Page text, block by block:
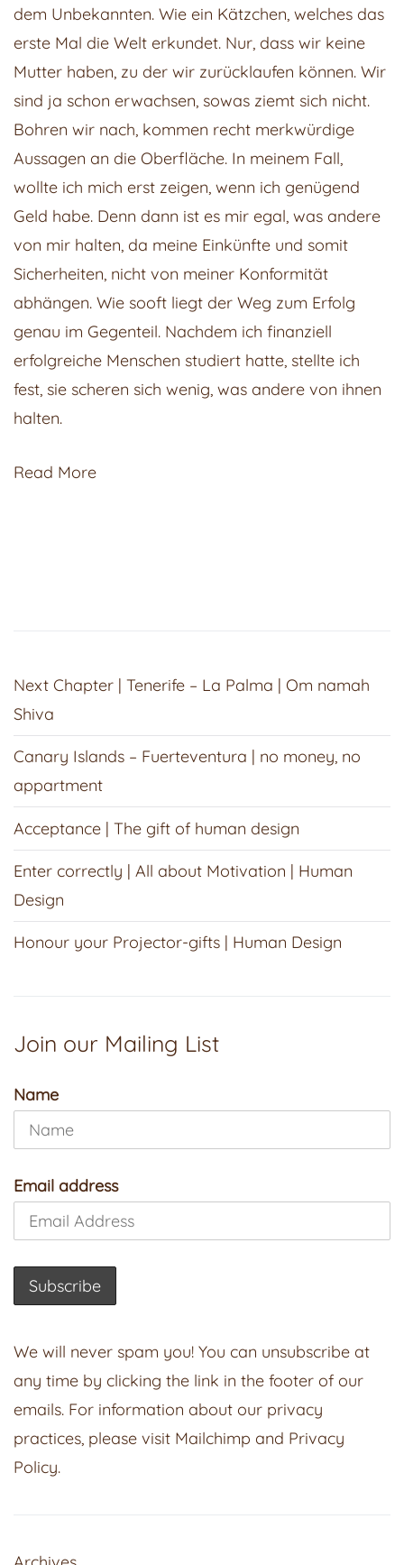
dem Unbekannten. Wie ein Kätzchen, welches das
erste Mal die Welt erkundet. Nur, dass wir keine
Mutter haben, zu der wir zurücklaufen können. Wir
sind ja schon erwachsen, sowas ziemt sich nicht.
Bohren wir nach, kommen recht merkwürdige
Aussagen an die Oberfläche. In meinem Fall,
wollte ich mich erst zeigen, wenn ich genügend
Geld habe. Denn dann ist es mir egal, was andere
von mir halten, da meine Einkünfte und somit
Sicherheiten, nicht von meiner Konformität
abhängen. Wie sooft liegt der Weg zum Erfolg
genau im Gegenteil. Nachdem ich finanziell
erfolgreiche Menschen studiert hatte, stellte ich
fest, sie scheren sich wenig, was andere von ihnen
halten.
Read More
Next Chapter | Tenerife – La Palma | Om namah
Shiva
Canary Islands – Fuerteventura | no money, no
appartment
Acceptance | The gift of human design
Enter correctly | All about Motivation | Human
Design
Honour your Projector-gifts | Human Design
Join our Mailing List
Name
Email address
We will never spam you! You can unsubscribe at
any time by clicking the link in the footer of our
emails. For information about our privacy
practices, please visit Mailchimp and Privacy
Policy.